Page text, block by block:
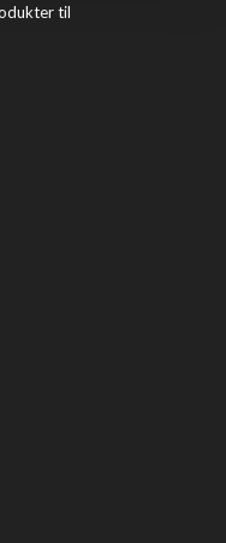
til